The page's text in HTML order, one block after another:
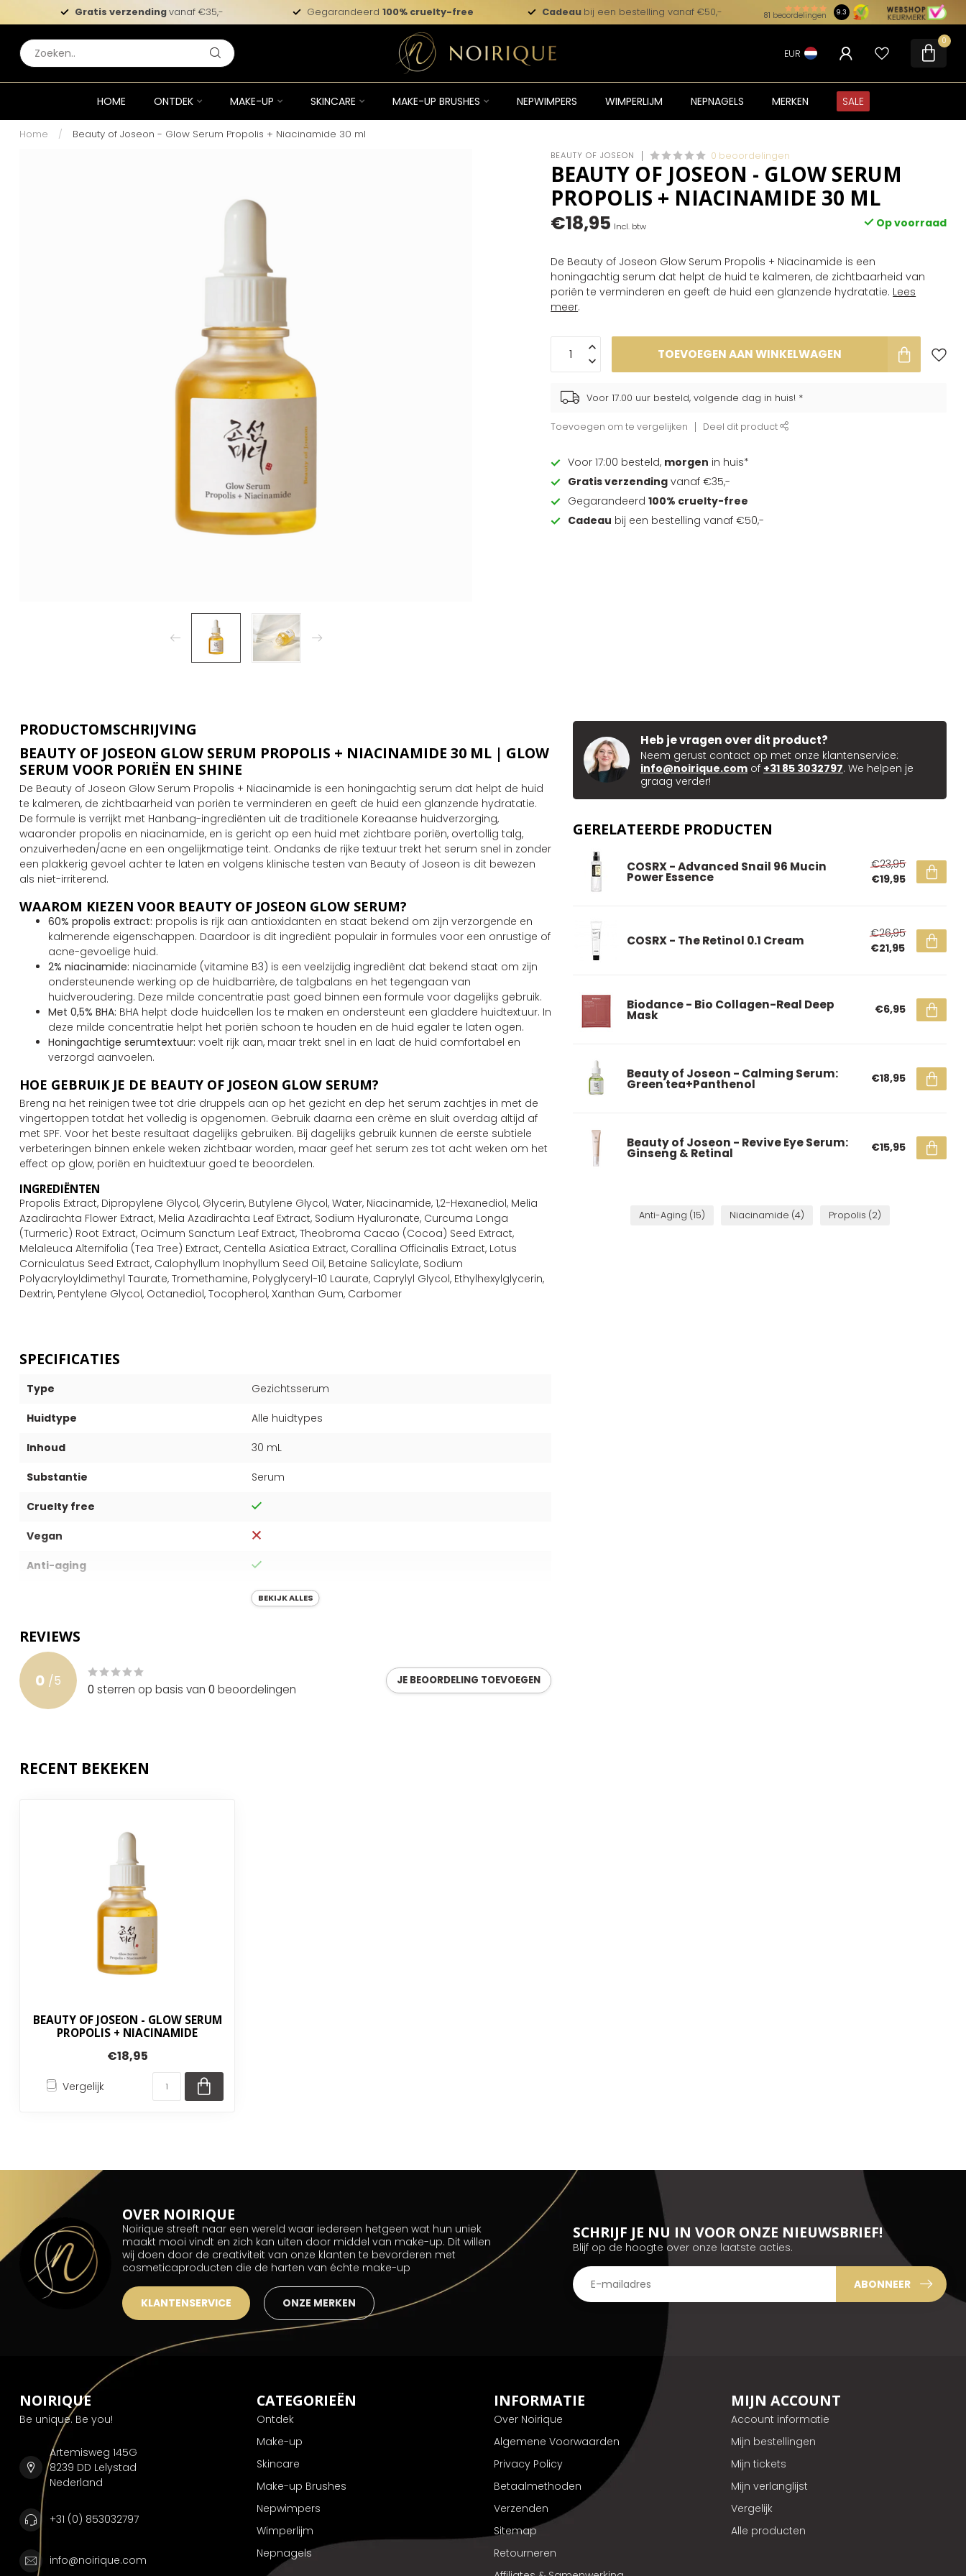
Gratis verzendingvanaf €35,- Gegarandeerd 100% cruelty-free Cadeau bij een bestelling vanaf €50,- 81 beoordelingen 9.3
EUR
0
HOME ONTDEK MAKE-UP SKINCARE MAKE-UP BRUSHES NEPWIMPERS WIMPERLIJM NEPNAGELS MERKEN SALE
Home / Beauty of Joseon - Glow Serum Propolis + Niacinamide 30 ml
BEAUTY OF JOSEON 0 beoordelingen
BEAUTY OF JOSEON - GLOW SERUM
PROPOLIS + NIACINAMIDE 30 ML
€18,95 Incl. btw Op voorraad
De Beauty of Joseon Glow Serum Propolis + Niacinamide is een
honingachtig serum dat helpt de huid te kalmeren, de zichtbaarheid van
poriën te verminderen en geeft de huid een glanzende hydratatie. Lees
meer.
TOEVOEGEN AAN WINKELWAGEN
Voor 17.00 uur besteld, volgende dag in huis! *
Toevoegen om te vergelijken Deel dit product
Voor 17:00 besteld, morgen in huis*
Gratis verzending vanaf €35,-
Gegarandeerd100% cruelty-free
Cadeau bij een bestelling vanaf €50,-
PRODUCTOMSCHRIJVING
BEAUTY OF JOSEON GLOW SERUM PROPOLIS + NIACINAMIDE 30 ML | GLOW
SERUM VOOR PORIËN EN SHINE
De Beauty of Joseon Glow Serum Propolis + Niacinamide is een honingachtig serum dat helpt de huid
te kalmeren, de zichtbaarheid van poriën te verminderen en geeft de huid een glanzende hydratatie.
De formule is verrijkt met Hanbang-ingrediënten uit de traditionele Koreaanse huidverzorging,
waaronder propolis en niacinamide, en is gericht op een huid met zichtbare poriën, overtollig talg,
onzuiverheden/acne en een ongelijkmatige teint. Ondanks de rijke textuur trekt het serum snel in zonder
een plakkerig gevoel achter te laten en volgens klinische testen van Beauty of Joseon is dit bewezen
als niet-irriterend.
WAAROM KIEZEN VOOR BEAUTY OF JOSEON GLOW SERUM?
60% propolis extract: propolis is rijk aan antioxidanten en staat bekend om zijn verzorgende en
kalmerende eigenschappen. Daardoor is dit ingrediënt populair in formules voor een onrustige of
acne-gevoelige huid.
2% niacinamide: niacinamide (vitamine B3) is een veelzijdig ingrediënt dat bekend staat om zijn
ondersteunende werking op de huidbarrière, de talgbalans en het tegengaan van
huidveroudering. Deze milde concentratie past goed binnen een formule voor dagelijks gebruik.
Met 0,5% BHA: BHA helpt dode huidcellen los te maken en ondersteunt een gladdere huidtextuur. In
deze milde concentratie helpt het poriën schoon te houden en de huid egaler te laten ogen.
Honingachtige serumtextuur: voelt rijk aan, maar trekt snel in en laat de huid comfortabel en
verzorgd aanvoelen.
HOE GEBRUIK JE DE BEAUTY OF JOSEON GLOW SERUM?
Breng na het reinigen twee tot drie druppels aan op het gezicht en dep het serum zachtjes in met de
vingertoppen totdat het volledig is opgenomen. Gebruik daarna een crème en sluit overdag altijd af
met SPF. Voor het beste resultaat dagelijks gebruiken. Bij dagelijks gebruik kunnen de eerste subtiele
verbeteringen binnen enkele weken zichtbaar worden, maar geef het serum zes tot acht weken om het
effect op glow, poriën en huidtextuur goed te beoordelen.
INGREDIËNTEN
Propolis Extract, Dipropylene Glycol, Glycerin, Butylene Glycol, Water, Niacinamide, 1,2-Hexanediol, Melia
Azadirachta Flower Extract, Melia Azadirachta Leaf Extract, Sodium Hyaluronate, Curcuma Longa
(Turmeric) Root Extract, Ocimum Sanctum Leaf Extract, Theobroma Cacao (Cocoa) Seed Extract,
Melaleuca Alternifolia (Tea Tree) Extract, Centella Asiatica Extract, Corallina Officinalis Extract, Lotus
Corniculatus Seed Extract, Calophyllum Inophyllum Seed Oil, Betaine Salicylate, Sodium
Polyacryloyldimethyl Taurate, Tromethamine, Polyglyceryl-10 Laurate, Caprylyl Glycol, Ethylhexylglycerin,
Dextrin, Pentylene Glycol, Octanediol, Tocopherol, Xanthan Gum, Carbomer
SPECIFICATIES
Type Gezichtsserum
Huidtype Alle huidtypes
Inhoud 30 mL
Substantie Serum
Cruelty free
Vegan
Anti-aging
12 maanden
BEKIJK ALLES
REVIEWS
0 /5
0 sterren op basis van 0 beoordelingen
JE BEOORDELING TOEVOEGEN
Heb je vragen over dit product?
Neem gerust contact op met onze klantenservice:
info@noirique.com of +31 85 3032797. We helpen je
graag verder!
GERELATEERDE PRODUCTEN
COSRX - Advanced Snail 96 Mucin
Power Essence
€23,95
€19,95
COSRX - The Retinol 0.1 Cream
€26,95
€21,95
Biodance - Bio Collagen-Real Deep
Mask €6,95
Beauty of Joseon - Calming Serum:
Green tea+Panthenol €18,95
Beauty of Joseon - Revive Eye Serum:
Ginseng & Retinal €15,95
Anti-Aging (15) Niacinamide (4) Propolis (2)
RECENT BEKEKEN
BEAUTY OF JOSEON - GLOW SERUM
PROPOLIS + NIACINAMIDE
€18,95
Vergelijk
OVER NOIRIQUE
Noirique streeft naar een wereld waar iedereen hetgeen wat hun uniek
maakt mooi vindt en zich kan uiten door middel van make-up. Dit willen
wij doen door de creativiteit van onze klanten te bevorderen met
cosmeticaproducten die de harten van échte make-up
KLANTENSERVICE ONZE MERKEN
SCHRIJF JE NU IN VOOR ONZE NIEUWSBRIEF!
Blijf op de hoogte over onze laatste acties.
ABONNEER
NOIRIQUE
Be unique. Be you!
Artemisweg 145G
8239 DD Lelystad
Nederland
+31 (0) 853032797
info@noirique.com
CATEGORIEËN
Ontdek
Make-up
Skincare
Make-up Brushes
Nepwimpers
Wimperlijm
Nepnagels
INFORMATIE
Over Noirique
Algemene Voorwaarden
Privacy Policy
Betaalmethoden
Verzenden
Sitemap
Retourneren
MIJN ACCOUNT
Account informatie
Mijn bestellingen
Mijn tickets
Mijn verlanglijst
Vergelijk
Alle producten